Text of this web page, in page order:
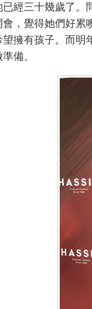
已經三十幾歲了。
會，覺得她們好累
望擁有孩子。而明
備。